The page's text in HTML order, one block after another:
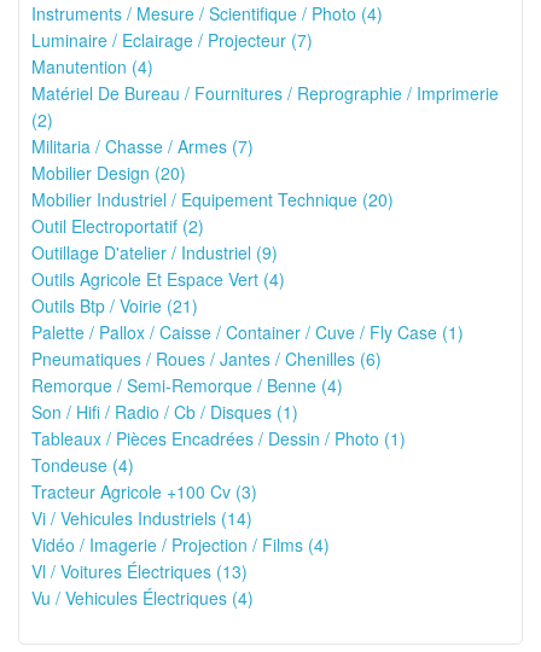
Instruments / Mesure / Scientifique / Photo (4)
Luminaire / Eclairage / Projecteur (7)
Manutention (4)
Matériel De Bureau / Fournitures / Reprographie / Imprimerie
(2)
Militaria / Chasse / Armes (7)
Mobilier Design (20)
Mobilier Industriel / Equipement Technique (20)
Outil Electroportatif (2)
Outillage D'atelier / Industriel (9)
Outils Agricole Et Espace Vert (4)
Outils Btp / Voirie (21)
Palette / Pallox / Caisse / Container / Cuve / Fly Case (1)
Pneumatiques / Roues / Jantes / Chenilles (6)
Remorque / Semi-Remorque / Benne (4)
Son / Hifi / Radio / Cb / Disques (1)
Tableaux / Pièces Encadrées / Dessin / Photo (1)
Tondeuse (4)
Tracteur Agricole +100 Cv (3)
Vi / Vehicules Industriels (14)
Vidéo / Imagerie / Projection / Films (4)
Vl / Voitures Électriques (13)
Vu / Vehicules Électriques (4)